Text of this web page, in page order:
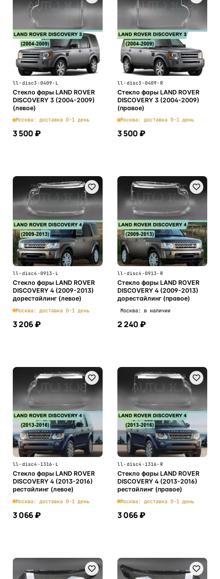
ll-disc3-0409-L
Стекло фары LAND ROVER
DISCOVERY 3 (2004-2009)
(левое)
Москва: доставка 0-1 день
3 500 ₽
ll-disc3-0409-R
Стекло фары LAND ROVER
DISCOVERY 3 (2004-2009)
(правое)
Москва: доставка 0-1 день
3 500 ₽
ll-disc4-0913-L
Стекло фары LAND ROVER
DISCOVERY 4 (2009-2013)
дорестайлинг (левое)
Москва: доставка 0-1 день
3 206 ₽
ll-disc4-0913-R
Стекло фары LAND ROVER
DISCOVERY 4 (2009-2013)
дорестайлинг (правое)
Москва: в наличии
2 240 ₽
ll-disc4-1316-L
Стекло фары LAND ROVER
DISCOVERY 4 (2013-2016)
рестайлинг (левое)
Москва: доставка 0-1 день
3 066 ₽
ll-disc4-1316-R
Стекло фары LAND ROVER
DISCOVERY 4 (2013-2016)
рестайлинг (правое)
Москва: доставка 0-1 день
3 066 ₽